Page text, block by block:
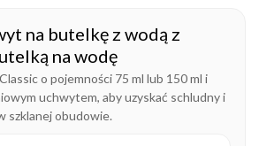
na butelkę z wodą z
na wodę
o pojemności 75 ml lub 150 ml i
uchwytem, aby uzyskać schludny i
szklanej obudowie.